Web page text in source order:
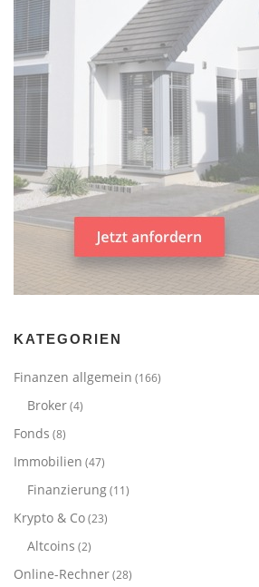
KATEGORIEN
Finanzen allgemein (166)
Broker(4)
Fonds (8)
Immobilien (47)
Finanzierung(11)
Krypto & Co(23)
Altcoins (2)
Online-Rechner(28)